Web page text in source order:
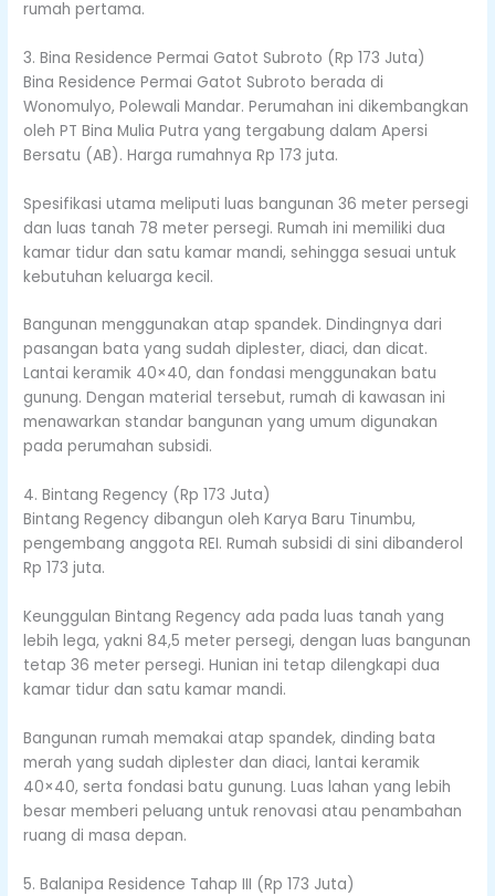
rumah pertama.
3. Bina Residence Permai Gatot Subroto (Rp 173 Juta)
Bina Residence Permai Gatot Subroto berada di
Wonomulyo, Polewali Mandar. Perumahan ini dikembangkan
oleh PT Bina Mulia Putra yang tergabung dalam Apersi
Bersatu (AB). Harga rumahnya Rp 173 juta.
Spesifikasi utama meliputi luas bangunan 36 meter persegi
dan luas tanah 78 meter persegi. Rumah ini memiliki dua
kamar tidur dan satu kamar mandi, sehingga sesuai untuk
kebutuhan keluarga kecil.
Bangunan menggunakan atap spandek. Dindingnya dari
pasangan bata yang sudah diplester, diaci, dan dicat.
Lantai keramik 40×40, dan fondasi menggunakan batu
gunung. Dengan material tersebut, rumah di kawasan ini
menawarkan standar bangunan yang umum digunakan
pada perumahan subsidi.
4. Bintang Regency (Rp 173 Juta)
Bintang Regency dibangun oleh Karya Baru Tinumbu,
pengembang anggota REI. Rumah subsidi di sini dibanderol
Rp 173 juta.
Keunggulan Bintang Regency ada pada luas tanah yang
lebih lega, yakni 84,5 meter persegi, dengan luas bangunan
tetap 36 meter persegi. Hunian ini tetap dilengkapi dua
kamar tidur dan satu kamar mandi.
Bangunan rumah memakai atap spandek, dinding bata
merah yang sudah diplester dan diaci, lantai keramik
40×40, serta fondasi batu gunung. Luas lahan yang lebih
besar memberi peluang untuk renovasi atau penambahan
ruang di masa depan.
5. Balanipa Residence Tahap III (Rp 173 Juta)